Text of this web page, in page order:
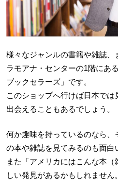
様々なジャンルの書籍や雑誌
ラモアナ・センターの1階にあ
ブックセラーズ」です。
このショップへ行けば日本では
出会えることもあるでしょう。
何か趣味を持っているのなら、
の本や雑誌を見てみるのも面白
また「アメリカにはこんな本
しい発見があるかもしれません。